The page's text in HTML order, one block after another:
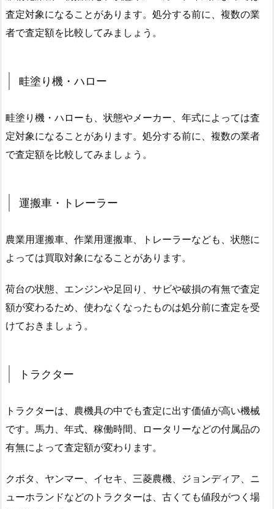
査定対象になることがあります。処分する前に、複数の業
者で査定額を比較してみましょう。
畦塗り機・ハロー
畦塗り機・ハローも、状態やメーカー、年式によっては査
定対象になることがあります。処分する前に、複数の業者
で査定額を比較してみましょう。
運搬車・トレーラー
農業用運搬車、作業用運搬車、トレーラーなども、状態に
よっては買取対象になることがあります。
荷台の状態、エンジンや足回り、サビや破損の有無で査定
額が変わるため、使わなくなったものは処分前に査定を受
けておきましょう。
トラクター
トラクターは、農機具の中でも査定に出す価値が高い機械
です。馬力、年式、稼働時間、ロータリーなどの付属品の
有無によって査定額が変わります。
クボタ、ヤンマー、イセキ、三菱農機、ジョンディア、ニ
ューホランドなどのトラクターは、古くても値段がつく場